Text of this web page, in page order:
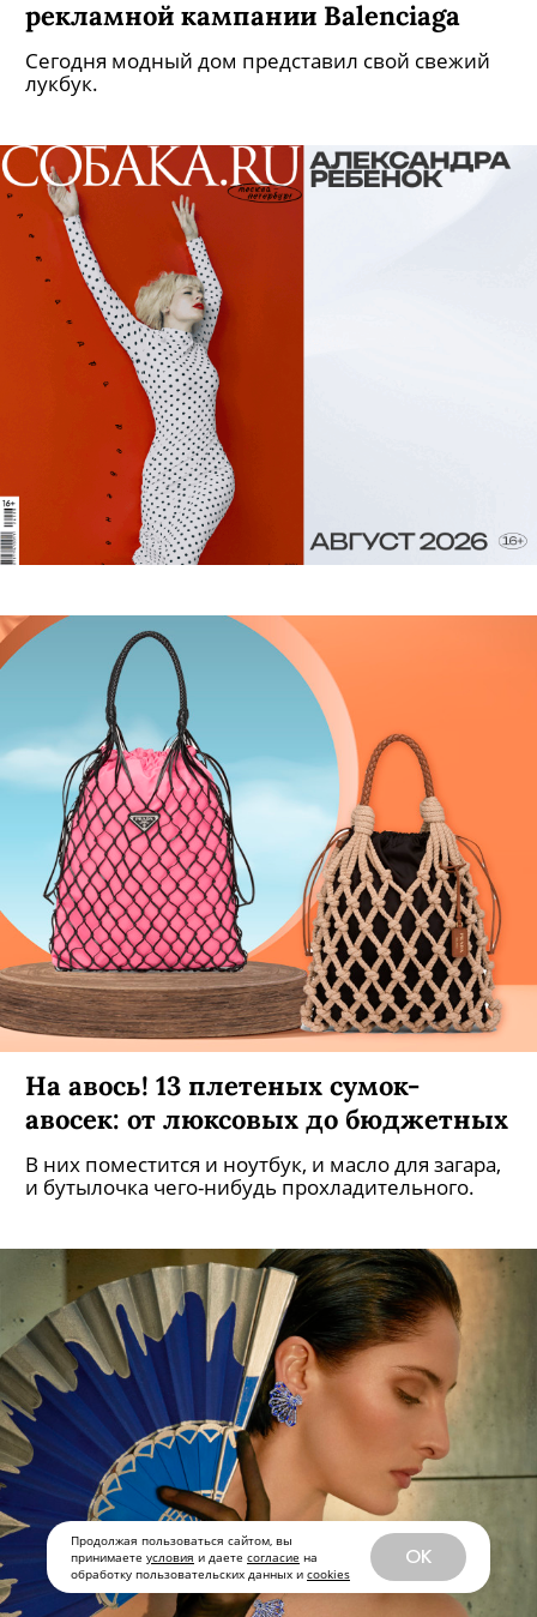
Продолжая пользоваться сайтом, вы
принимаете условия и даете согласие на
обработку пользовательских данных и cookies
OK
Hublot, Zenith, TAG Heuer и еще 5
главных часовых новинок месяца
Джастин Бибер и Изабель Юппер
приняли участие в новой
рекламной кампании Balenciaga
Сегодня модный дом представил свой свежий
лукбук.